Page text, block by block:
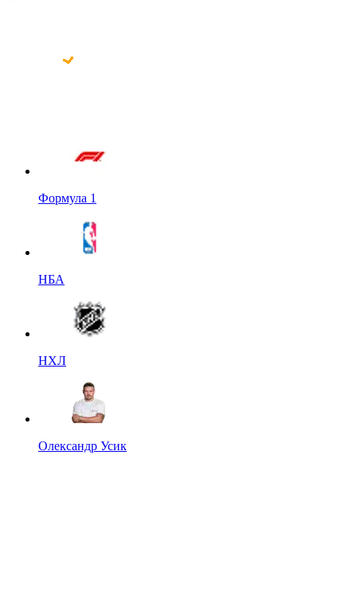
Формула 1
НБА
НХЛ
Олександр Усик